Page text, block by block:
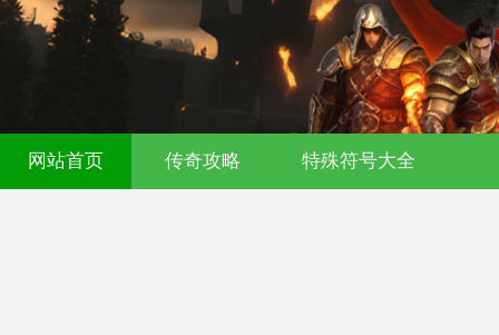
网站首页 传奇攻略 特殊符号大全